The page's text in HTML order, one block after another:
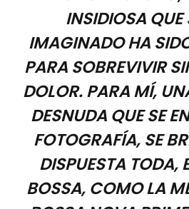
INSIDIOSA QUE
IMAGINADO HA
PARA SOBREVIVIR
DOLOR. PARA MÍ,
DESNUDA QUE SE
FOTOGRAFÍA, SE
DISPUESTA TODA,
BOSSA, COMO LA